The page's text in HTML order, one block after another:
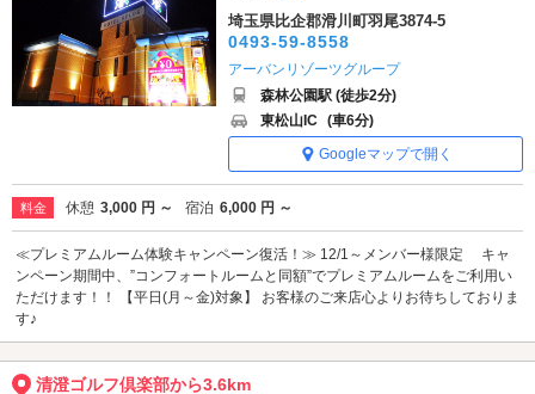
埼玉県比企郡滑川町羽尾3874-5
0493-59-8558
アーバンリゾーツグループ
森林公園駅 (徒歩2分)
東松山IC (車6分)
Googleマップで開く
料金 休憩 3,000 円 ～ 宿泊 6,000 円 ～
≪プレミアムルーム体験キャンペーン復活！≫ 12/1～メンバー様限定 キャ
ンペーン期間中、”コンフォートルームと同額”でプレミアムルームをご利用い
ただけます！！ 【平日(月～金)対象】 お客様のご来店心よりお待ちしておりま
す♪
清澄ゴルフ倶楽部から3.6km